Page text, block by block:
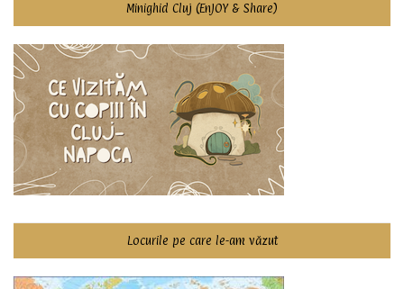
Minighid Cluj (EnJOY & Share)
Locurile pe care le-am văzut